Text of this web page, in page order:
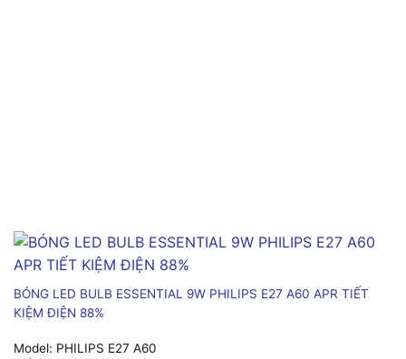
BÓNG LED BULB ESSENTIAL 9W PHILIPS E27 A60 APR TIẾT
KIỆM ĐIỆN 88%
Model: PHILIPS E27 A60